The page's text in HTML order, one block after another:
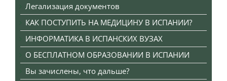
Легализация документов
КАК ПОСТУПИТЬ НА МЕДИЦИНУ В ИСПАНИИ?
ИНФОРМАТИКА В ИСПАНСКИХ ВУЗАХ
О БЕСПЛАТНОМ ОБРАЗОВАНИИ В ИСПАНИИ
Вы зачислены, что дальше?